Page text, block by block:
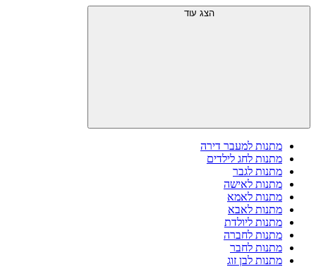
הצג עוד
מתנות למעבר דירה
מתנות לחג לילדים
מתנות לגבר
מתנות לאישה
מתנות לאמא
מתנות לאבא
מתנות ליולדת
מתנות לחברה
מתנות לחבר
מתנות לבן זוג